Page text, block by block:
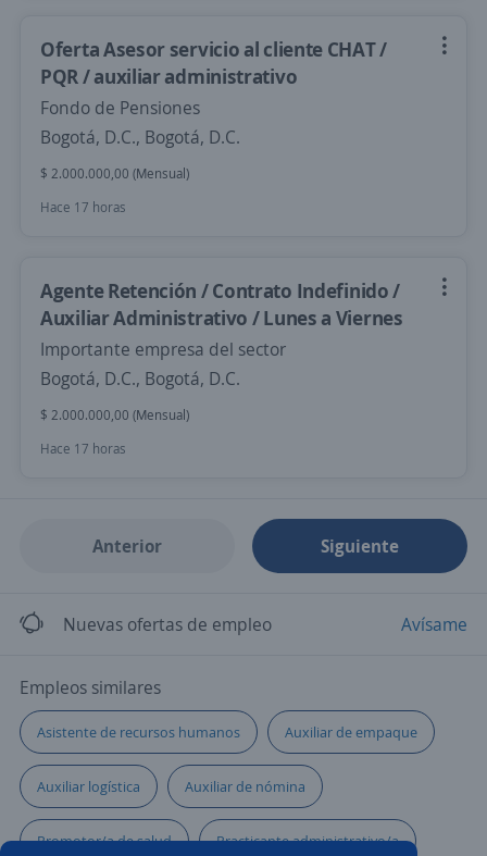
Oferta Asesor servicio al cliente CHAT /
PQR / auxiliar administrativo
Fondo de Pensiones
Bogotá, D.C., Bogotá, D.C.
$ 2.000.000,00 (Mensual)
Hace 17 horas
Agente Retención / Contrato Indefinido /
Auxiliar Administrativo / Lunes a Viernes
Importante empresa del sector
Bogotá, D.C., Bogotá, D.C.
$ 2.000.000,00 (Mensual)
Hace 17 horas
Anterior Siguiente
Nuevas ofertas de empleo Avísame
Empleos similares
Asistente de recursos humanos Auxiliar de empaque
Auxiliar logística Auxiliar de nómina
Promotor/a de salud Practicante administrativo/a